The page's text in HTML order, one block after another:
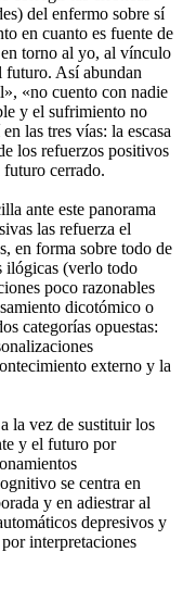
del enfermo sobre sí
en cuanto es fuente de
torno al yo, al vínculo
futuro. Así abundan
«no cuento con nadie
y el sufrimiento no
las tres vías: la escasa
los refuerzos positivos
cerrado.
ante este panorama
las refuerza el
en forma sobre todo de
ilógicas (verlo todo
poco razonables
dicotómico o
categorías opuestas:
externo y la
la vez de sustituir los
y el futuro por
se centra en
y en adiestrar al
depresivos y
interpretaciones